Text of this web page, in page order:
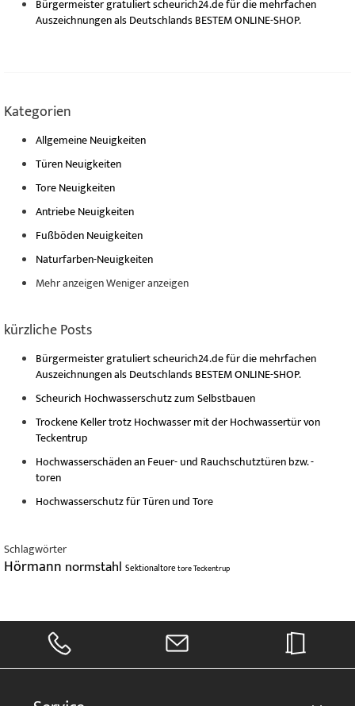
Bürgermeister gratuliert scheurich24.de für die mehrfachen
Auszeichnungen als Deutschlands BESTEM ONLINE-SHOP.
Kategorien
Allgemeine Neuigkeiten
Türen Neuigkeiten
Tore Neuigkeiten
Antriebe Neuigkeiten
Fußböden Neuigkeiten
Naturfarben-Neuigkeiten
Mehr anzeigenWeniger anzeigen
kürzliche Posts
Bürgermeister gratuliert scheurich24.de für die mehrfachen
Auszeichnungen als Deutschlands BESTEM ONLINE-SHOP.
Scheurich Hochwasserschutz zum Selbstbauen
Trockene Keller trotz Hochwasser mit der Hochwassertür von
Teckentrup
Hochwasserschäden an Feuer- und Rauchschutztüren bzw. -
toren
Hochwasserschutz für Türen und Tore
Schlagwörter
Hörmann normstahl SektionaltoretoreTeckentrup